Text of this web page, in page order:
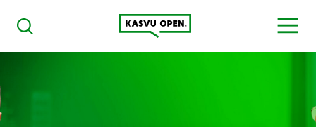
Haku
Kasvu Open
MENU